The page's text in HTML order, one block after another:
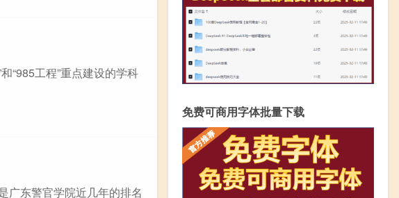
“985工程”重点建设的学科
广东警官学院近几年的排名
免费可商用字体批量下载